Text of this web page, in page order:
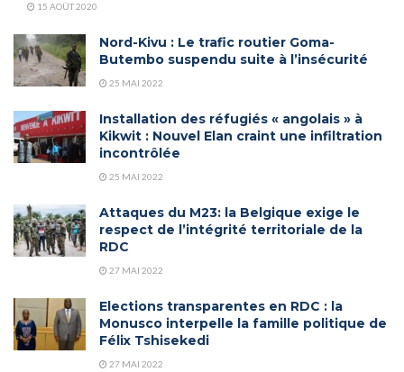
15 AOÛT 2020
Nord-Kivu : Le trafic routier Goma-
Butembo suspendu suite à l’insécurité
25 MAI 2022
Installation des réfugiés « angolais » à
Kikwit : Nouvel Elan craint une infiltration
incontrôlée
25 MAI 2022
Attaques du M23: la Belgique exige le
respect de l’intégrité territoriale de la
RDC
27 MAI 2022
Elections transparentes en RDC : la
Monusco interpelle la famille politique de
Félix Tshisekedi
27 MAI 2022